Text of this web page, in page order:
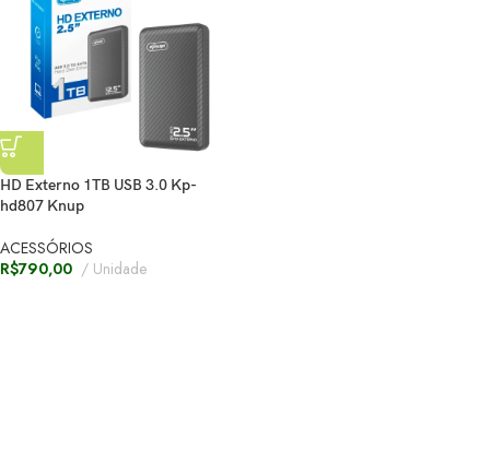
HD Externo 1TB USB 3.0 Kp-
hd807 Knup
ACESSÓRIOS
R$790,00 Unidade